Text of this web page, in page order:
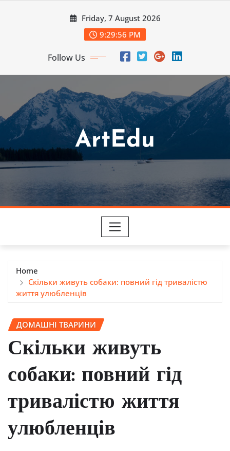
Friday, 7 August 2026
9:29:58 PM
Follow Us
ArtEdu
Home
Скільки живуть собаки: повний гід тривалістю
життя улюбленців
ДОМАШНІ ТВАРИНИ
Скільки живуть
собаки: повний гід
тривалістю життя
улюбленців